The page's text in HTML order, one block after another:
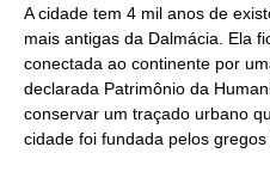
A cidade tem 4 mil anos de
mais antigas da Dalmácia. Ela
conectada ao continente por
declarada Patrimônio da
conservar um traçado urbano
cidade foi fundada pelos gregos